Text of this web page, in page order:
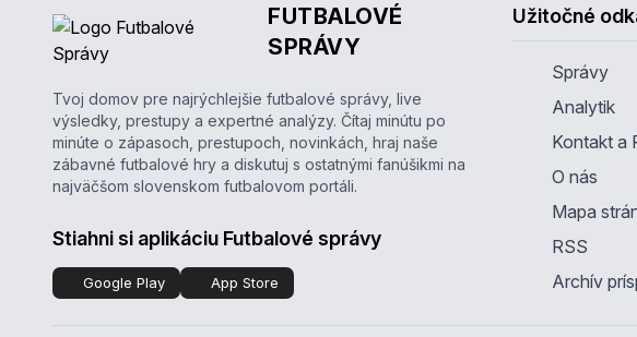
FUTBALOVÉ
SPRÁVY
Tvoj domov pre najrýchlejšie futbalové správy, live
výsledky, prestupy a expertné analýzy. Čítaj minútu po
minúte o zápasoch, prestupoch, novinkách, hraj naše
zábavné futbalové hry a diskutuj s ostatnými fanúšikmi na
najväčšom slovenskom futbalovom portáli.
Stiahni si aplikáciu Futbalové správy
Google Play App Store
Užitočné
Správy
Analytik
Kontakt a
O nás
Mapa
RSS
Archív